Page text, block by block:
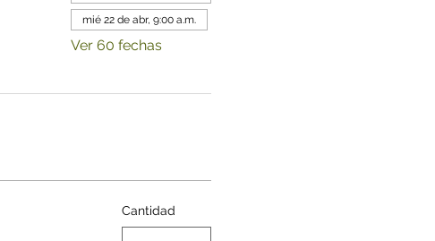
mié 22 de abr, 9:00 a.m.
Ver 60 fechas
Cantidad